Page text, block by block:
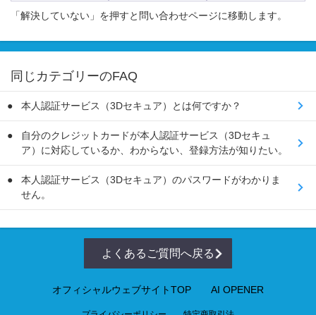
「解決していない」を押すと問い合わせページに移動します。
同じカテゴリーのFAQ
本人認証サービス（3Dセキュア）とは何ですか？
自分のクレジットカードが本人認証サービス（3Dセキュ
ア）に対応しているか、わからない、登録方法が知りたい。
本人認証サービス（3Dセキュア）のパスワードがわかりま
せん。
よくあるご質問へ戻る
オフィシャルウェブサイトTOP AI OPENER